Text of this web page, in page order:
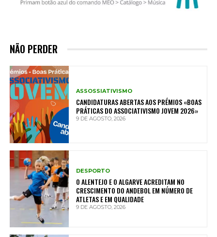
NÃO PERDER
ASSOSSIATIVISMO
CANDIDATURAS ABERTAS AOS PRÉMIOS «BOAS
PRÁTICAS DO ASSOCIATIVISMO JOVEM 2026»
9 DE AGOSTO, 2026
DESPORTO
O ALENTEJO E O ALGARVE ACREDITAM NO
CRESCIMENTO DO ANDEBOL EM NÚMERO DE
ATLETAS E EM QUALIDADE
9 DE AGOSTO, 2026